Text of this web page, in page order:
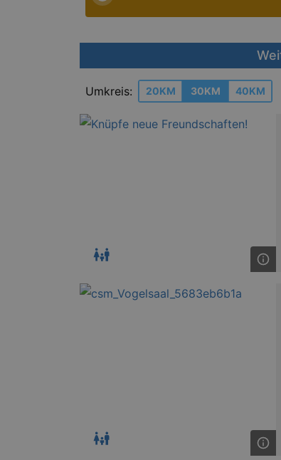
Umkreis: 20KM 30KM 40KM